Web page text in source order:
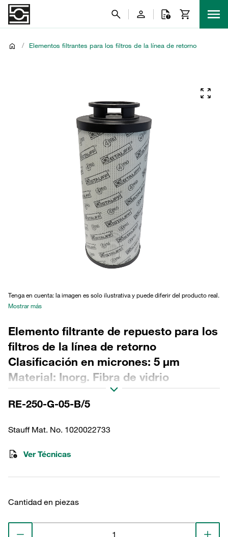
/ Elementos filtrantes para los filtros de la línea de retorno
Tenga en cuenta: la imagen es solo ilustrativa y puede diferir del producto real.
Mostrar más
Elemento filtrante de repuesto para los
filtros de la línea de retorno
Clasificación en micrones: 5 µm
Material: Inorg. Fibra de vidrio
Diámetro exterior (mm): 143 Diámetro
interior (mm): 96,1 Longitud (mm): 364
RE-250-G-05-B/5
Stauff Mat. No. 1020022733
Ver Técnicas
Cantidad en piezas